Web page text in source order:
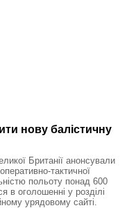
нову балістичну
Британії анонсували
тактичної
польоту понад 600
в оголошенні у розділі
урядовому сайті.